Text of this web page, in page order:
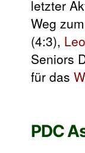
letzter
Weg
(4:3),
Seniors
für das
PDC